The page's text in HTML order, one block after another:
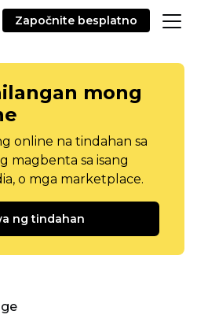
Započnite besplatno
mong
online na tindahan sa
magbenta sa isang
o mga marketplace.
ng tindahan